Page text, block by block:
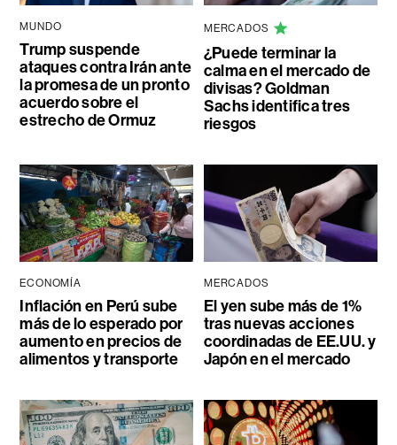
MUNDO
Trump suspende
ataques contra Irán ante
la promesa de un pronto
acuerdo sobre el
estrecho de Ormuz
MERCADOS
¿Puede terminar la
calma en el mercado de
divisas? Goldman
Sachs identifica tres
riesgos
ECONOMÍA
Inflación en Perú sube
más de lo esperado por
aumento en precios de
alimentos y transporte
MERCADOS
El yen sube más de 1%
tras nuevas acciones
coordinadas de EE.UU. y
Japón en el mercado